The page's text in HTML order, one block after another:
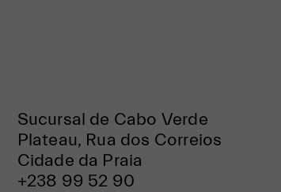
Sucursal de Cabo Verde
Plateau, Rua dos Correios
Cidade da Praia
+238 99 52 90